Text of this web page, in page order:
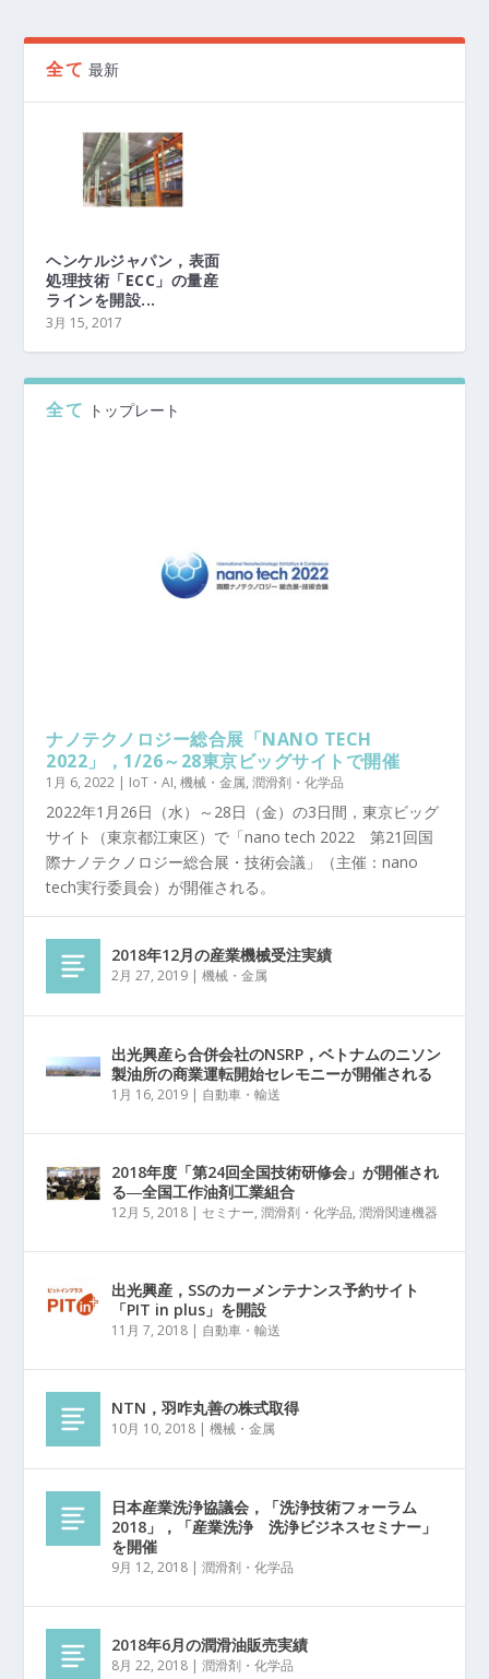
全て 最新
ヘンケルジャパン，表面
処理技術「ECC」の量産
ラインを開設...
3月 15, 2017
全て トップレート
ナノテクノロジー総合展「NANO TECH
2022」，1/26～28東京ビッグサイトで開催
1月 6, 2022 | IoT・AI,機械・金属,潤滑剤・化学品
2022年1月26日（水）～28日（金）の3日間，東京ビッグ
サイト（東京都江東区）で「nano tech 2022 第21回国
際ナノテクノロジー総合展・技術会議」（主催：nano
tech実行委員会）が開催される。
2018年12月の産業機械受注実績
2月 27, 2019 |機械・金属
出光興産ら合併会社のNSRP，ベトナムのニソン
製油所の商業運転開始セレモニーが開催される
1月 16, 2019 | 自動車・輸送
2018年度「第24回全国技術研修会」が開催され
る―全国工作油剤工業組合
12月 5, 2018 | セミナー,潤滑剤・化学品,潤滑関連機器
出光興産，SSのカーメンテナンス予約サイト
「PIT in plus」を開設
11月 7, 2018 | 自動車・輸送
NTN，羽咋丸善の株式取得
10月 10, 2018 |機械・金属
日本産業洗浄協議会，「洗浄技術フォーラム
2018」，「産業洗浄 洗浄ビジネスセミナー」
を開催
9月 12, 2018 |潤滑剤・化学品
2018年6月の潤滑油販売実績
8月 22, 2018 |潤滑剤・化学品